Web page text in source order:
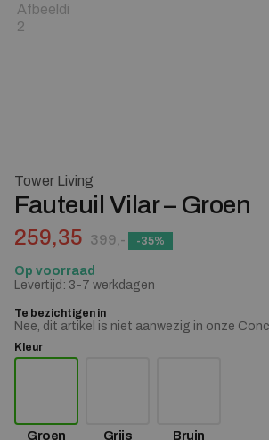
Tower Living
Fauteuil Vilar – Groen
399,-
Oorspronkelijke prijs was:
259,35
Huidige prijs is: 259,35.
-35%
Op voorraad
Levertijd: 3-7 werkdagen
Te bezichtigen in
Nee, dit artikel is niet aanwezig in onze
Kleur
Groen Grijs Bruin